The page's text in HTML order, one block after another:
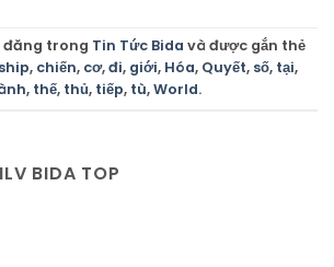
đăng trong Tin Tức Bida và được gắn thẻ
, chiến, cơ,đi, giới, Hóa, Quyết, số, tại,
, thế, thủ, tiếp, tù,World.
BIDA TOP